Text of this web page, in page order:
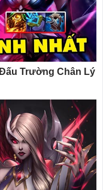
Trường Chân Lý